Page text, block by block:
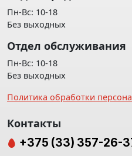
Пн-Вс: 10-18
Без выходных
Отдел обслуживания
Пн-Вс: 10-18
Без выходных
Политика обработки
Контакты
+375 (33) 357-26-